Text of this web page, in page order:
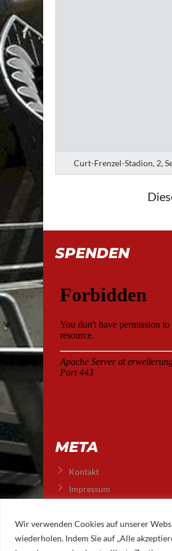
Wir verwenden Cookies auf unserer
wiederholen. Indem Sie auf „Alle
Curt-Frenzel-Stadion, 2,
SPENDEN
META
Kontakt
Impressum
© 2026 AUGSBURGER EISLAUFVEREIN E.V.